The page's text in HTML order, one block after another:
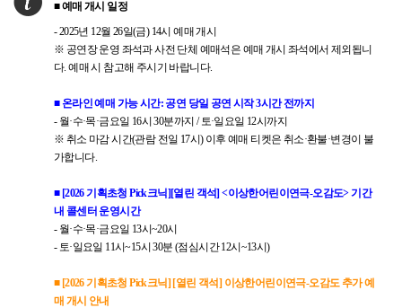
■ 예매 개시 일정
- 2025년 12월 26일(금) 14시 예매 개시
※ 공연장 운영 좌석과 사전 단체 예매석은 예매 개시 좌석에서 제외됩니
다. 예매 시 참고해 주시기 바랍니다.
■ 온라인 예매 가능 시간: 공연 당일 공연 시작 3시간 전까지
- 월·수·목·금요일 16시 30분까지 / 토·일요일 12시까지
※ 취소 마감 시간(관람 전일 17시) 이후 예매 티켓은 취소·환불·변경이 불
가합니다.
■ [2026 기획초청 Pick크닉][열린 객석] <이상한어린이연극-오감도> 기간
내 콜센터 운영시간
- 월·수·목·금요일 13시~20시
- 토·일요일 11시~15시 30분 (점심시간 12시~13시)
■ [2026 기획초청 Pick크닉] [열린 객석] 이상한어린이연극-오감도 추가 예
매 개시 안내